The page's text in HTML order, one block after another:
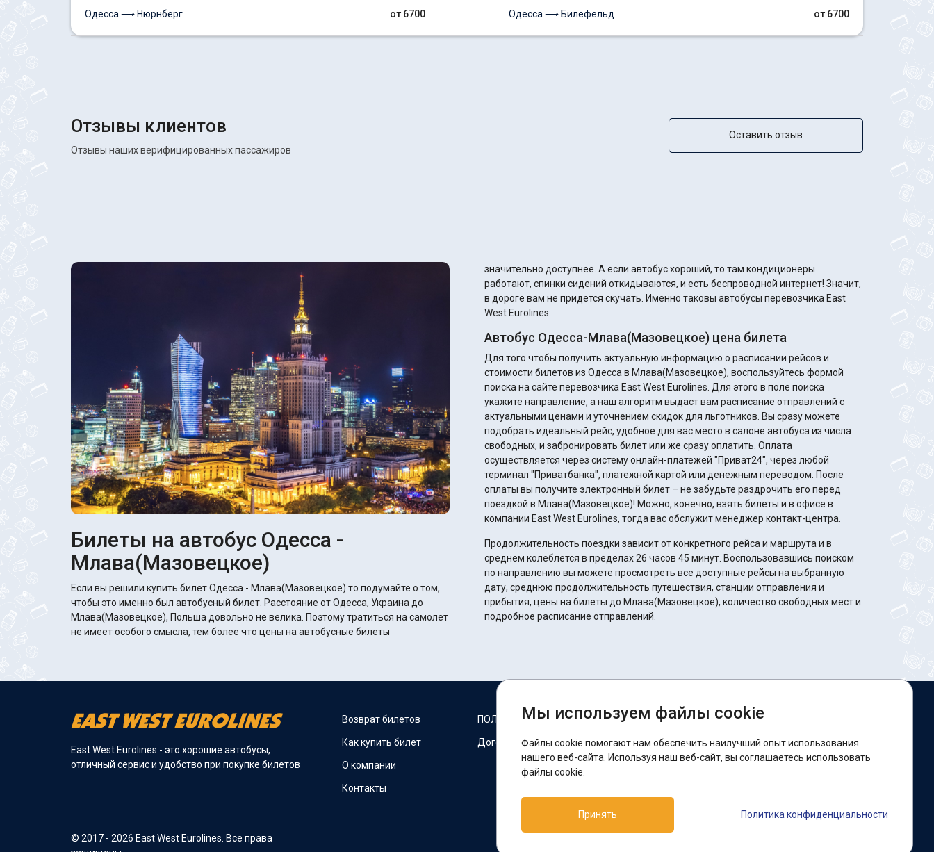
Одесса ⟶ Нюрнберг от 6700 Одесса ⟶ Билефельд от 6700
Отзывы клиентов
Отзывы наших верифицированных пассажиров
Оставить отзыв
Билеты на автобус Одесса -
Млава(Мазовецкое)
Если вы решили купить билет Одесса - Млава(Мазовецкое) то подумайте о том,
чтобы это именно был автобусный билет. Расстояние от Одесса, Украина до
Млава(Мазовецкое), Польша довольно не велика. Поэтому тратиться на самолет
не имеет особого смысла, тем более что цены на автобусные билеты
значительно доступнее. А если автобус хороший, то там кондиционеры
работают, спинки сидений откидываются, и есть беспроводной интернет! Значит,
в дороге вам не придется скучать. Именно таковы автобусы перевозчика East
West Eurolines.
Автобус Одесса-Млава(Мазовецкое) цена билета
Для того чтобы получить актуальную информацию о расписании рейсов и
стоимости билетов из Одесса в Млава(Мазовецкое), воспользуйтесь формой
поиска на сайте перевозчика East West Eurolines. Для этого в поле поиска
укажите направление, а наш алгоритм выдаст вам расписание отправлений с
актуальными ценами и уточнением скидок для льготников. Вы сразу можете
подобрать идеальный рейс, удобное для вас место в салоне автобуса из числа
свободных, и забронировать билет или же сразу оплатить. Оплата
осуществляется через систему онлайн-платежей "Приват24", через любой
терминал "Приватбанка", платежной картой или денежным переводом. После
оплаты вы получите электронный билет – не забудьте раздрочить его перед
поездкой в Млава(Мазовецкое)! Можно, конечно, взять билеты и в офисе в
компании East West Eurolines, тогда вас обслужит менеджер контакт-центра.
Продолжительность поездки зависит от конкретного рейса и маршрута и в
среднем колеблется в пределах 26 часов 45 минут. Воспользовавшись поиском
по направлению вы можете просмотреть все доступные рейсы на выбранную
дату, среднюю продолжительность путешествия, станции отправления и
прибытия, цены на билеты до Млава(Мазовецкое), количество свободных мест и
подробное расписание отправлений.
East West Eurolines - это хорошие автобусы,
отличный сервис и удобство при покупке билетов
© 2017 - 2026 East West Eurolines. Все права
Возврат билетов
Как купить билет
О компании
Контакты
ПОЛИТИКА COOKIES
Договор оферты
Мы в соцсетях:
Facebook
Поддержка:
Telegram-бот
Мы используем файлы cookie
Файлы cookie помогают нам обеспечить наилучший опыт использования
нашего веб-сайта. Используя наш веб-сайт, вы соглашаетесь использовать
файлы cookie.
Принять Политика конфиденциальности